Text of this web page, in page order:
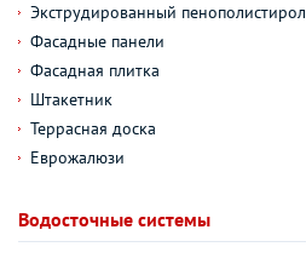
Экструдированный пенополистирол
Фасадные панели
Фасадная плитка
Штакетник
Террасная доска
Еврожалюзи
Водосточные системы